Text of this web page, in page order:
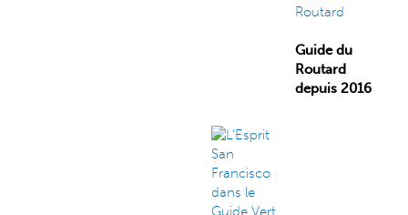
Guide du
Routard
depuis 2016